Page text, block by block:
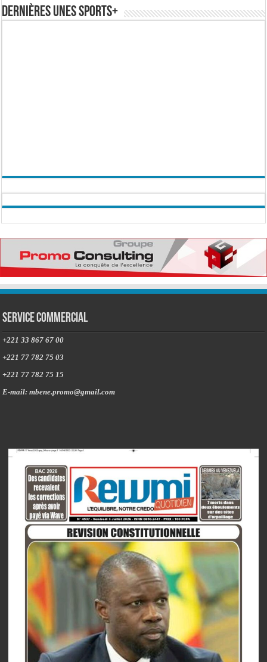
Dernières Unes Sports+
Service commercial
+221 33 867 67 00
+221 77 782 75 03
+221 77 782 75 15
E-mail: mbene.promo@gmail.com